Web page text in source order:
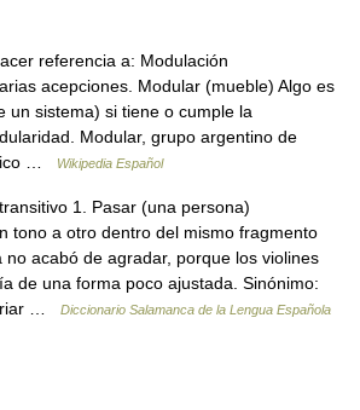
referencia a: Modulación
acepciones. Modular (mueble) Algo es
un sistema) si tiene o cumple la
Modular, grupo argentino de
…
Wikipedia Español
1. Pasar (una persona)
tono a otro dentro del mismo fragmento
no acabó de agradar, porque los violines
de una forma poco ajustada. Sinónimo:
…
Diccionario Salamanca de la Lengua Española